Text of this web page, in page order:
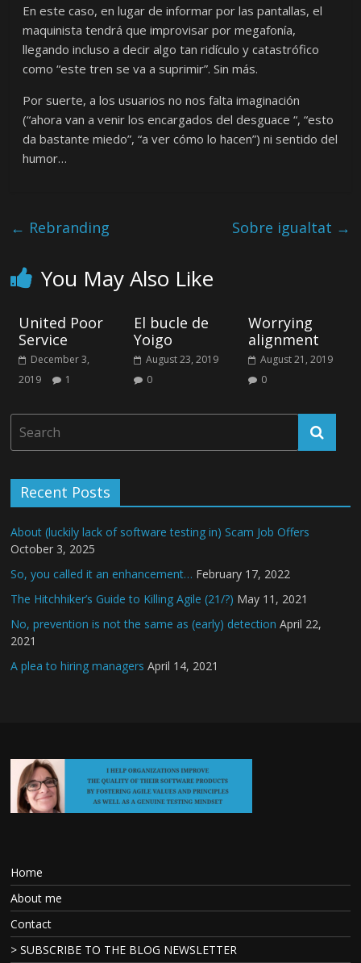
En este caso, en lugar de informar por las pantallas, el
maquinista tendrá que improvisar por megafonía,
llegando incluso a decir algo tan ridículo y catastrófico
como “este tren se va a suprimir”. Sin más.
Por suerte, a los usuarios no nos falta imaginación
(“ahora van a venir los encargados del desguace “, “esto
da bastante miedo”, “a ver cómo lo hacen”) ni sentido del
humor…
← Rebranding Sobre igualtat →
You May Also Like
United Poor
Service
December 3,
2019
1
El bucle de
Yoigo
August 23, 2019
0
Worrying
alignment
August 21, 2019
0
Recent Posts
About (luckily lack of software testing in) Scam Job Offers
October 3, 2025
So, you called it an enhancement… February 17, 2022
The Hitchhiker’s Guide to Killing Agile (21/?) May 11, 2021
No, prevention is not the same as (early) detection April 22,
2021
A plea to hiring managers April 14, 2021
Home
About me
Contact
> SUBSCRIBE TO THE BLOG NEWSLETTER